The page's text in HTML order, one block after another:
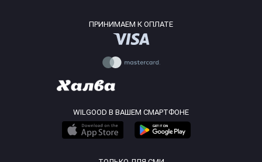
ПРИНИМАЕМ К ОПЛАТЕ
WILGOOD В ВАШЕМ СМАРТФОНЕ